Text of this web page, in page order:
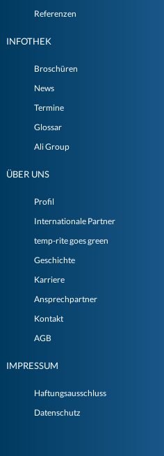
Referenzen
INFOTHEK
Broschüren
News
Termine
Glossar
Ali Group
ÜBER UNS
Profil
Internationale Partner
temp-rite goes green
Geschichte
Karriere
Ansprechpartner
Kontakt
AGB
IMPRESSUM
Haftungsausschluss
Datenschutz